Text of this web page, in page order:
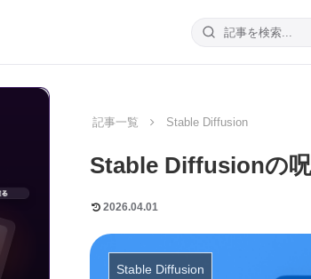
記事一覧 Stable Diffusion
Stable Diffusionの
2026.04.01
Stable Diffusion